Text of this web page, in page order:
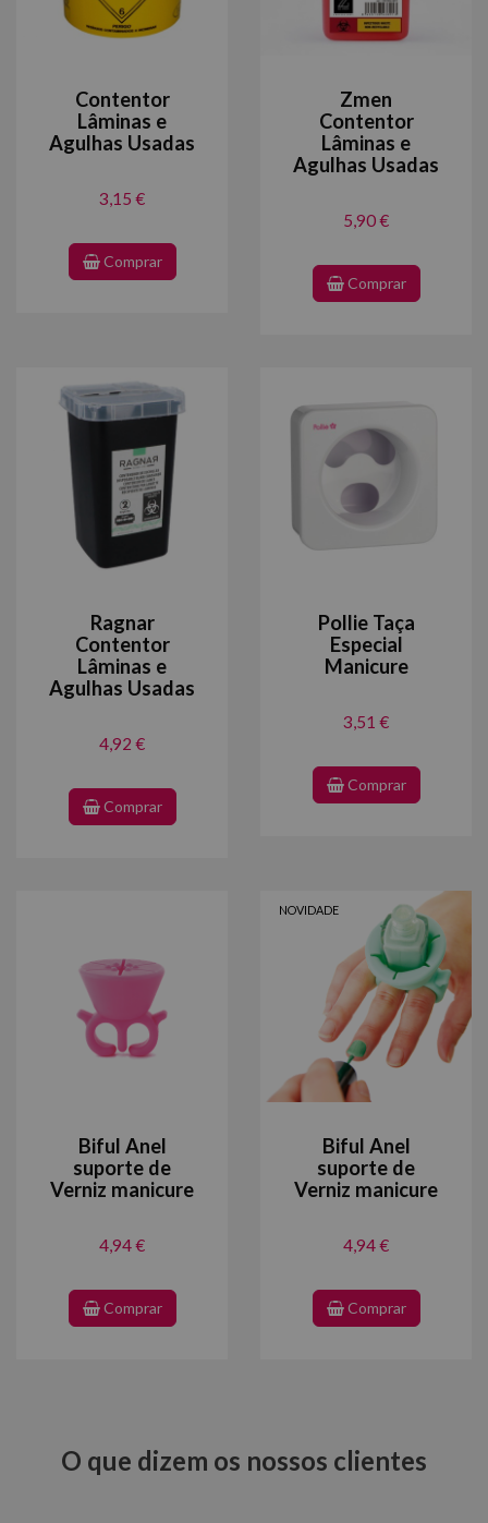
Contentor
Lâminas e
Agulhas Usadas
3,15 €
Comprar
Zmen
Contentor
Lâminas e
Agulhas Usadas
5,90 €
Comprar
Ragnar
Contentor
Lâminas e
Agulhas Usadas
4,92 €
Comprar
Pollie Taça
Especial
Manicure
3,51 €
Comprar
Biful Anel
suporte de
Verniz manicure
4,94 €
Comprar
NOVIDADE
Biful Anel
suporte de
Verniz manicure
4,94 €
Comprar
O que dizem os nossos clientes